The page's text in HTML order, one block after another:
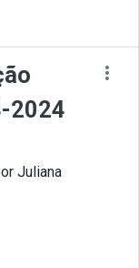
2024
Juliana